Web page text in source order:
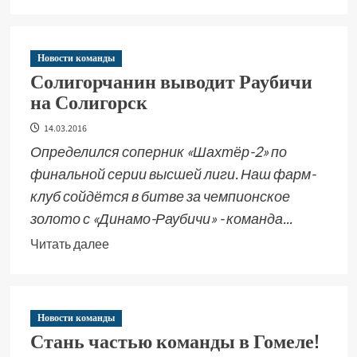
Новости команды
Солигорчанин выводит Раубичи
на Солигорск
14.03.2016
Определился соперник «Шахтёр-2» по
финальной серии высшей лиги. Наш фарм-
клуб сойдётся в битве за чемпионское
золото с «Динамо-Раубичи» - команда...
Читать далее
Новости команды
Стань частью команды в Гомеле!